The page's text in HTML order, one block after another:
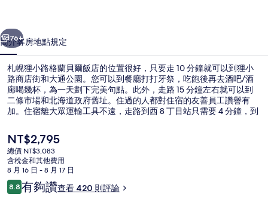
貝
爾
飯
店
的
相
片
集
個 下一個
76+
簡介客房地點規定
札幌狸小路格蘭貝爾飯店的位置很好，只要走 10 分鐘就可以到狸小
路商店街和大通公園。您可以到餐廳打打牙祭，吃飽後再去酒吧/酒
廊喝幾杯，為一天劃下完美句點。此外，走路 15 分鐘左右就可以到
二條市場和北海道政府舊址。住過的人都對住宿的友善員工讚譽有
加。住宿離大眾運輸工具不遠，走路到西 8 丁目站只需要 4 分鐘，到
目
前
的
價
格
是
NT$2,795
總價 NT$3,083
含稅金和其他費用
8 月 16 日 - 8 月 17 日
評
論
8.88.8 分，滿分 10 分，
有夠讚查看 420 則評論